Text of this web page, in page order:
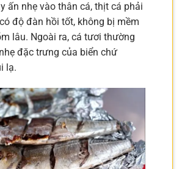
ấn nhẹ vào thân cá, thịt cá phải
độ đàn hồi tốt, không bị mềm
lâu. Ngoài ra, cá tươi thường
đặc trưng của biển chứ
lạ.